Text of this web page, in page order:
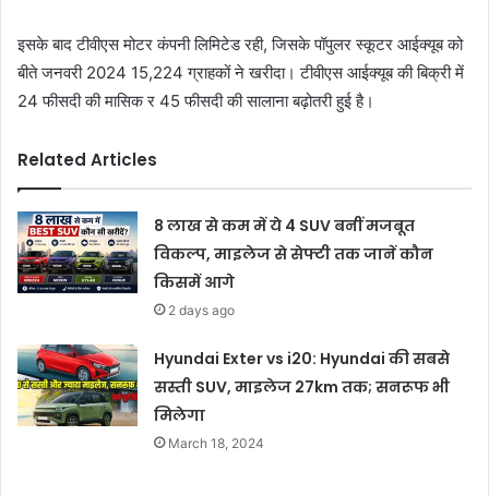
इसके बाद टीवीएस मोटर कंपनी लिमिटेड रही, जिसके पॉपुलर स्कूटर आईक्यूब को
बीते जनवरी 2024 15,224 ग्राहकों ने खरीदा। टीवीएस आईक्यूब की बिक्री में
24 फीसदी की मासिक र 45 फीसदी की सालाना बढ़ोतरी हुई है।
Related Articles
8 लाख से कम में ये 4 SUV बनीं मजबूत
विकल्प, माइलेज से सेफ्टी तक जानें कौन
किसमें आगे
2 days ago
Hyundai Exter vs i20: Hyundai की सबसे
सस्ती SUV, माइलेज 27km तक; सनरूफ भी
मिलेगा
March 18, 2024